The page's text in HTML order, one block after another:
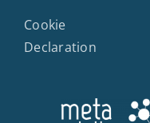
Cookie
Declaration